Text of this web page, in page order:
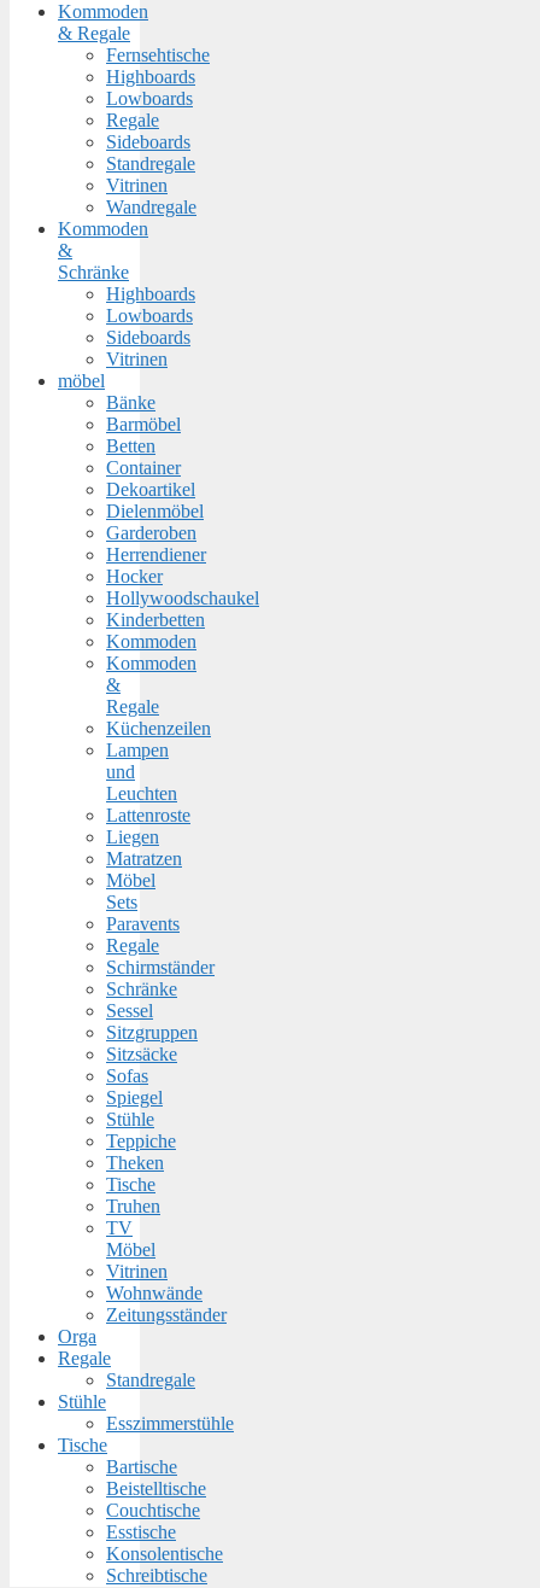
Kommoden
& Regale
Fernsehtische
Highboards
Lowboards
Regale
Sideboards
Standregale
Vitrinen
Wandregale
Kommoden
&
Schränke
Highboards
Lowboards
Sideboards
Vitrinen
möbel
Bänke
Barmöbel
Betten
Container
Dekoartikel
Dielenmöbel
Garderoben
Herrendiener
Hocker
Hollywoodschaukel
Kinderbetten
Kommoden
Kommoden
&
Regale
Küchenzeilen
Lampen
und
Leuchten
Lattenroste
Liegen
Matratzen
Möbel
Sets
Paravents
Regale
Schirmständer
Schränke
Sessel
Sitzgruppen
Sitzsäcke
Sofas
Spiegel
Stühle
Teppiche
Theken
Tische
Truhen
TV
Möbel
Vitrinen
Wohnwände
Zeitungsständer
Orga
Regale
Standregale
Stühle
Esszimmerstühle
Tische
Bartische
Beistelltische
Couchtische
Esstische
Konsolentische
Schreibtische